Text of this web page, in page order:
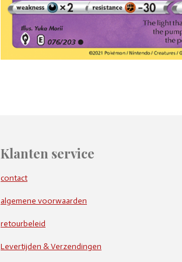
Klanten service
contact
algemene voorwaarden
retourbeleid
Levertijden & Verzendingen